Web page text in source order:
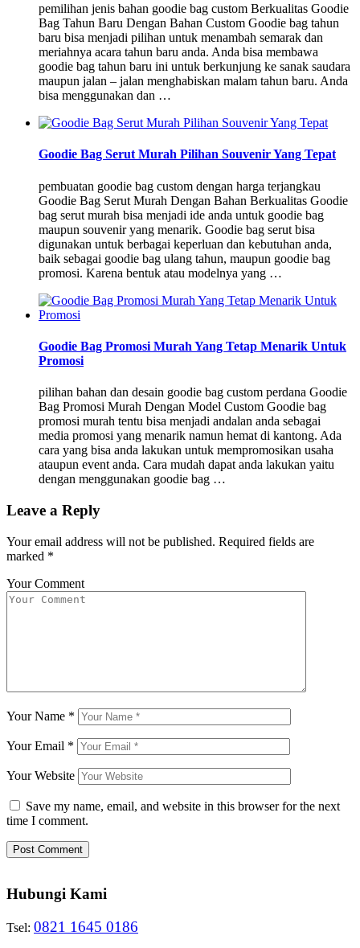
pemilihan jenis bahan goodie bag custom Berkualitas Goodie
Bag Tahun Baru Dengan Bahan Custom Goodie bag tahun
baru bisa menjadi pilihan untuk menambah semarak dan
meriahnya acara tahun baru anda. Anda bisa membawa
goodie bag tahun baru ini untuk berkunjung ke sanak saudara
maupun jalan – jalan menghabiskan malam tahun baru. Anda
bisa menggunakan dan …
Goodie Bag Serut Murah Pilihan Souvenir Yang Tepat
pembuatan goodie bag custom dengan harga terjangkau
Goodie Bag Serut Murah Dengan Bahan Berkualitas Goodie
bag serut murah bisa menjadi ide anda untuk goodie bag
maupun souvenir yang menarik. Goodie bag serut bisa
digunakan untuk berbagai keperluan dan kebutuhan anda,
baik sebagai goodie bag ulang tahun, maupun goodie bag
promosi. Karena bentuk atau modelnya yang …
Goodie Bag Promosi Murah Yang Tetap Menarik Untuk
Promosi
pilihan bahan dan desain goodie bag custom perdana Goodie
Bag Promosi Murah Dengan Model Custom Goodie bag
promosi murah tentu bisa menjadi andalan anda sebagai
media promosi yang menarik namun hemat di kantong. Ada
cara yang bisa anda lakukan untuk mempromosikan usaha
ataupun event anda. Cara mudah dapat anda lakukan yaitu
dengan menggunakan goodie bag …
Leave a Reply
Your email address will not be published. Required fields are
marked *
Your Comment
Your Name *
Your Email *
Your Website
Save my name, email, and website in this browser for the next
time I comment.
Hubungi Kami
Tsel: 0821 1645 0186